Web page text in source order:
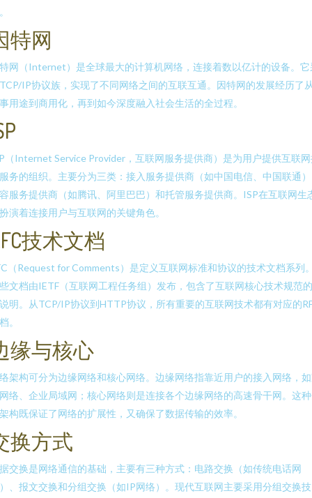
特网
网（Internet）是全球最大的计算机网络，连接着数以亿计的设备。它
IP协议族，实现了不同网络之间的互联互通。因特网的发展经历了
用途到商用化，再到如今深度融入社会生活的全过程。
（Internet Service Provider，互联网服务提供商）是为用户提供互联
务的组织。主要分为三类：接入服务提供商（如中国电信、中国联通
服务提供商（如腾讯、阿里巴巴）和托管服务提供商。ISP在互联网生
演着连接用户与互联网的关键角色。
技术文档
（Request for Comments）是定义互联网标准和协议的技术文档系列
文档由IETF（互联网工程任务组）发布，包含了互联网核心技术规范
明。从TCP/IP协议到HTTP协议，所有重要的互联网技术都有对应的
。
缘与核心
架构可分为边缘网络和核心网络。边缘网络指靠近用户的接入网络，
络、企业局域网；核心网络则是连接各个边缘网络的高速骨干网。这
构既保证了网络的扩展性，又确保了数据传输的效率。
换方式
交换是网络通信的基础，主要有三种方式：电路交换（如传统电话网
、报文交换和分组交换（如IP网络）。现代互联网主要采用分组交换技